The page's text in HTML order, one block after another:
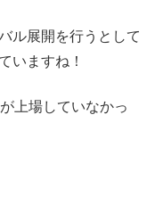
ル展開を行うとして
いますね！
上場していなかっ